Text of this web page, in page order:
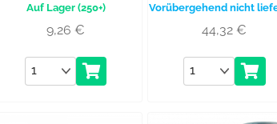
(250+)
9,26€
Anzahl
Vorübergehend nicht
44,32€
Anzahl